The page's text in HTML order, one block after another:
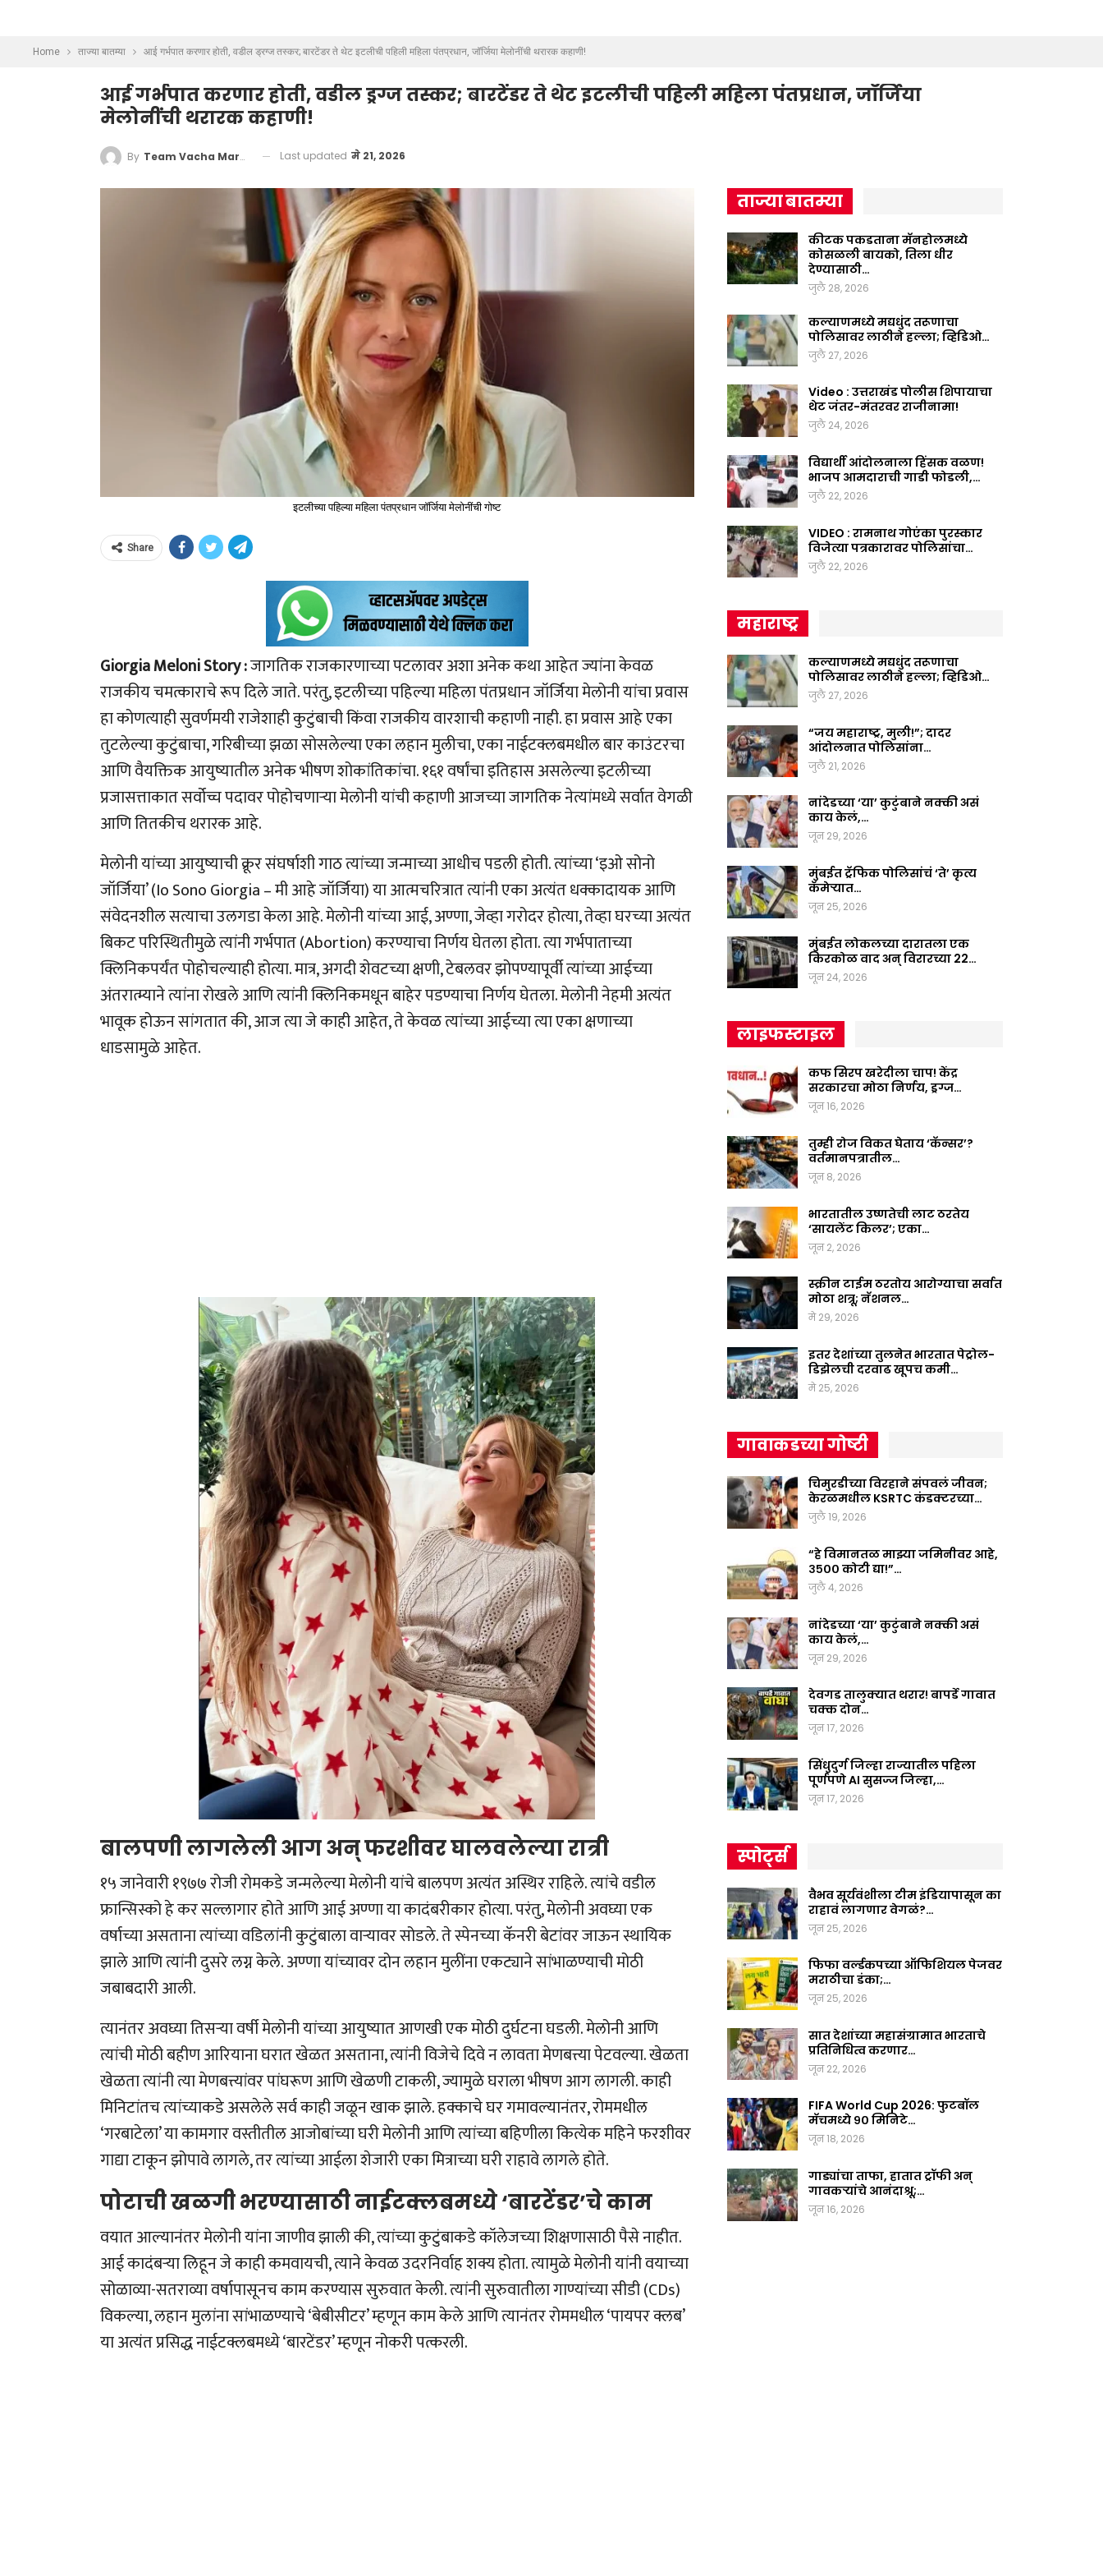
Home ताज्या बातम्या आई गर्भपात करणार होती, वडील ड्रग्ज तस्कर; बारटेंडर ते थेट इटलीची पहिली महिला पंतप्रधान, जॉर्जिया मेलोनींची थरारक कहाणी!
आई गर्भपात करणार होती, वडील ड्रग्ज तस्कर; बारटेंडर ते थेट इटलीची पहिली महिला पंतप्रधान, जॉर्जिया
मेलोनींची थरारक कहाणी!
By Team Vacha Marathi Last updated मे 21, 2026
इटलीच्या पहिल्या महिला पंतप्रधान जॉर्जिया मेलोनींची गोष्ट
Share
Giorgia Meloni Story :जागतिक राजकारणाच्या पटलावर अशा अनेक कथा आहेत ज्यांना केवळ
राजकीय चमत्काराचे रूप दिले जाते. परंतु, इटलीच्या पहिल्या महिला पंतप्रधान जॉर्जिया मेलोनी यांचा प्रवास
हा कोणत्याही सुवर्णमयी राजेशाही कुटुंबाची किंवा राजकीय वारशाची कहाणी नाही. हा प्रवास आहे एका
तुटलेल्या कुटुंबाचा, गरिबीच्या झळा सोसलेल्या एका लहान मुलीचा, एका नाईटक्लबमधील बार काउंटरचा
आणि वैयक्तिक आयुष्यातील अनेक भीषण शोकांतिकांचा. १६१ वर्षांचा इतिहास असलेल्या इटलीच्या
प्रजासत्ताकात सर्वोच्च पदावर पोहोचणाऱ्या मेलोनी यांची कहाणी आजच्या जागतिक नेत्यांमध्ये सर्वात वेगळी
आणि तितकीच थरारक आहे.
मेलोनी यांच्या आयुष्याची क्रूर संघर्षाशी गाठ त्यांच्या जन्माच्या आधीच पडली होती. त्यांच्या ‘इओ सोनो
जॉर्जिया’ (Io Sono Giorgia – मी आहे जॉर्जिया) या आत्मचरित्रात त्यांनी एका अत्यंत धक्कादायक आणि
संवेदनशील सत्याचा उलगडा केला आहे. मेलोनी यांच्या आई, अण्णा, जेव्हा गरोदर होत्या, तेव्हा घरच्या अत्यंत
बिकट परिस्थितीमुळे त्यांनी गर्भपात (Abortion) करण्याचा निर्णय घेतला होता. त्या गर्भपाताच्या
क्लिनिकपर्यंत पोहोचल्याही होत्या. मात्र, अगदी शेवटच्या क्षणी, टेबलवर झोपण्यापूर्वी त्यांच्या आईच्या
अंतरात्म्याने त्यांना रोखले आणि त्यांनी क्लिनिकमधून बाहेर पडण्याचा निर्णय घेतला. मेलोनी नेहमी अत्यंत
भावूक होऊन सांगतात की, आज त्या जे काही आहेत, ते केवळ त्यांच्या आईच्या त्या एका क्षणाच्या
धाडसामुळे आहेत.
बालपणी लागलेली आग अन् फरशीवर घालवलेल्या रात्री
१५ जानेवारी १९७७ रोजी रोमकडे जन्मलेल्या मेलोनी यांचे बालपण अत्यंत अस्थिर राहिले. त्यांचे वडील
फ्रान्सिस्को हे कर सल्लागार होते आणि आई अण्णा या कादंबरीकार होत्या. परंतु, मेलोनी अवघ्या एक
वर्षाच्या असताना त्यांच्या वडिलांनी कुटुंबाला वाऱ्यावर सोडले. ते स्पेनच्या कॅनरी बेटांवर जाऊन स्थायिक
झाले आणि त्यांनी दुसरे लग्न केले. अण्णा यांच्यावर दोन लहान मुलींना एकट्याने सांभाळण्याची मोठी
जबाबदारी आली.
त्यानंतर अवघ्या तिसऱ्या वर्षी मेलोनी यांच्या आयुष्यात आणखी एक मोठी दुर्घटना घडली. मेलोनी आणि
त्यांची मोठी बहीण आरियाना घरात खेळत असताना, त्यांनी विजेचे दिवे न लावता मेणबत्त्या पेटवल्या. खेळता
खेळता त्यांनी त्या मेणबत्त्यांवर पांघरूण आणि खेळणी टाकली, ज्यामुळे घराला भीषण आग लागली. काही
मिनिटांतच त्यांच्याकडे असलेले सर्व काही जळून खाक झाले. हक्काचे घर गमावल्यानंतर, रोममधील
‘गरबाटेला’ या कामगार वस्तीतील आजोबांच्या घरी मेलोनी आणि त्यांच्या बहिणीला कित्येक महिने फरशीवर
गाद्या टाकून झोपावे लागले, तर त्यांच्या आईला शेजारी एका मित्राच्या घरी राहावे लागले होते.
पोटाची खळगी भरण्यासाठी नाईटक्लबमध्ये ‘बारटेंडर’चे काम
वयात आल्यानंतर मेलोनी यांना जाणीव झाली की, त्यांच्या कुटुंबाकडे कॉलेजच्या शिक्षणासाठी पैसे नाहीत.
आई कादंबऱ्या लिहून जे काही कमवायची, त्याने केवळ उदरनिर्वाह शक्य होता. त्यामुळे मेलोनी यांनी वयाच्या
सोळाव्या-सतराव्या वर्षापासूनच काम करण्यास सुरुवात केली. त्यांनी सुरुवातीला गाण्यांच्या सीडी (CDs)
विकल्या, लहान मुलांना सांभाळण्याचे ‘बेबीसीटर’ म्हणून काम केले आणि त्यानंतर रोममधील ‘पायपर क्लब’
या अत्यंत प्रसिद्ध नाईटक्लबमध्ये ‘बारटेंडर’ म्हणून नोकरी पत्करली.
ताज्या बातम्या
कीटक पकडताना मॅनहोलमध्ये
कोसळली बायको, तिला धीर
देण्यासाठी…
जुलै 28, 2026
कल्याणमध्ये मद्यधुंद तरूणाचा
पोलिसावर लाठीने हल्ला; व्हिडिओ…
जुलै 27, 2026
Video : उत्तराखंड पोलीस शिपायाचा
थेट जंतर-मंतरवर राजीनामा!
जुलै 24, 2026
विद्यार्थी आंदोलनाला हिंसक वळण!
भाजप आमदाराची गाडी फोडली,…
जुलै 22, 2026
VIDEO : रामनाथ गोएंका पुरस्कार
विजेत्या पत्रकारावर पोलिसांचा…
जुलै 22, 2026
महाराष्ट्र
कल्याणमध्ये मद्यधुंद तरूणाचा
पोलिसावर लाठीने हल्ला; व्हिडिओ…
जुलै 27, 2026
“जय महाराष्ट्र, मुली!”; दादर
आंदोलनात पोलिसांना…
जुलै 21, 2026
नांदेडच्या ‘या’ कुटुंबाने नक्की असं
काय केलं,…
जून 29, 2026
मुंबईत ट्रॅफिक पोलिसांचं ‘ते’ कृत्य
कॅमेऱ्यात…
जून 25, 2026
मुंबईत लोकलच्या दारातला एक
किरकोळ वाद अन् विरारच्या 22…
जून 24, 2026
लाइफस्टाइल
कफ सिरप खरेदीला चाप! केंद्र
सरकारचा मोठा निर्णय, ड्रग्ज…
जून 16, 2026
तुम्ही रोज विकत घेताय ‘कॅन्सर’?
वर्तमानपत्रातील…
जून 8, 2026
भारतातील उष्णतेची लाट ठरतेय
‘सायलेंट किलर’; एका…
जून 2, 2026
स्क्रीन टाईम ठरतोय आरोग्याचा सर्वात
मोठा शत्रू; नॅशनल…
मे 29, 2026
इतर देशांच्या तुलनेत भारतात पेट्रोल-
डिझेलची दरवाढ खूपच कमी…
मे 25, 2026
गावाकडच्या गोष्टी
चिमुरडीच्या विरहाने संपवलं जीवन;
केरळमधील KSRTC कंडक्टरच्या…
जुलै 19, 2026
“हे विमानतळ माझ्या जमिनीवर आहे,
३५०० कोटी द्या!”…
जुलै 4, 2026
नांदेडच्या ‘या’ कुटुंबाने नक्की असं
काय केलं,…
जून 29, 2026
देवगड तालुक्यात थरार! बापर्डे गावात
चक्क दोन…
जून 17, 2026
सिंधुदुर्ग जिल्हा राज्यातील पहिला
पूर्णपणे AI सुसज्ज जिल्हा,…
जून 17, 2026
स्पोर्ट्स
वैभव सूर्यवंशीला टीम इंडियापासून का
राहावं लागणार वेगळं?…
जून 25, 2026
फिफा वर्ल्डकपच्या ऑफिशियल पेजवर
मराठीचा डंका;…
जून 25, 2026
सात देशांच्या महासंग्रामात भारताचे
प्रतिनिधित्व करणार…
जून 22, 2026
FIFA World Cup 2026: फुटबॉल
मॅचमध्ये ९० मिनिटे…
जून 18, 2026
गाड्यांचा ताफा, हातात ट्रॉफी अन्
गावकऱ्यांचे आनंदाश्रू;…
जून 16, 2026